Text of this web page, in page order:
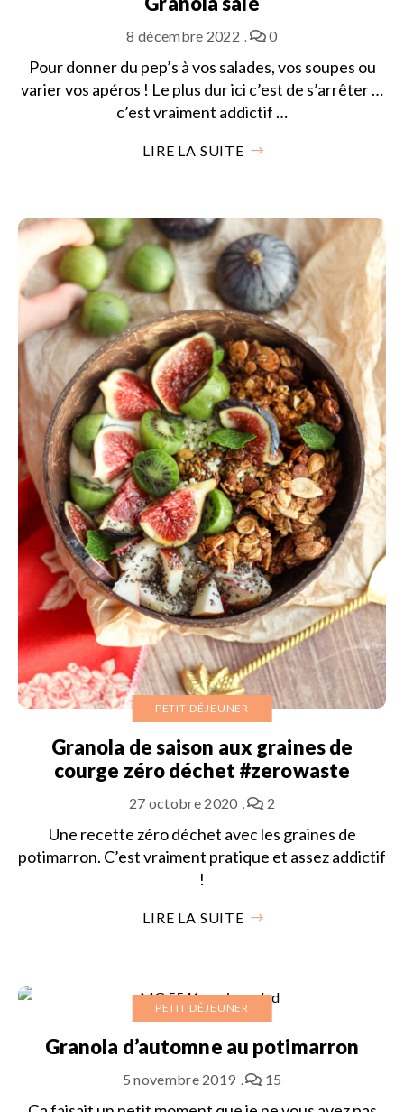
8 décembre 2022 0
Pour donner du pep’s à vos salades, vos soupes ou
varier vos apéros ! Le plus dur ici c’est de s’arrêter …
c’est vraiment addictif …
LIRE LA SUITE
PETIT DÉJEUNER
Granola de saison aux graines de
courge zéro déchet #zerowaste
27 octobre 2020 2
Une recette zéro déchet avec les graines de
potimarron. C’est vraiment pratique et assez addictif
!
LIRE LA SUITE
PETIT DÉJEUNER
Granola d’automne au potimarron
5 novembre 2019 15